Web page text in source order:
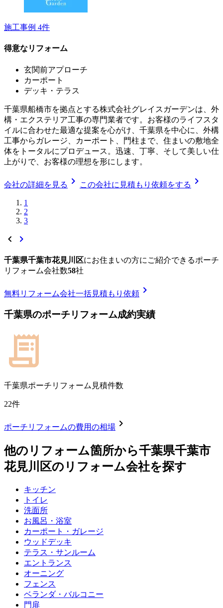
施工事例 4件
得意なリフォーム
玄関前アプローチ
カーポート
デッキ・テラス
千葉県船橋市を拠点とする株式会社グレイスガーデンは、外
構・エクステリア工事の専門業者です。お客様のライフスタ
イルに合わせた最適な提案を心がけ、千葉県を中心に、外構
工事からガレージ、カーポート、門柱まで、住まいの敷地全
体をトータルにプロデュース。迅速、丁寧、そして美しい仕
上がりで、お客様の理想を形にします。
会社の詳細を見る chevron_right この会社に見積もり依頼をする chevron_right
1
2
3
chevron_left chevron_right
千葉県千葉市花見川区にお住まいの方にご紹介できるポーチ
リフォーム会社数58社
無料リフォーム会社一括見積もり依頼 chevron_right
千葉県のポーチリフォーム成約実績
千葉県ポーチリフォーム見積件数
22件
ポーチリフォームの費用の相場 chevron_right
他のリフォーム箇所から千葉県千葉市
花見川区のリフォーム会社を探す
キッチン
トイレ
洗面所
お風呂・浴室
カーポート・ガレージ
ウッドデッキ
テラス・サンルーム
エントランス
オーニング
フェンス
ベランダ・バルコニー
門扉